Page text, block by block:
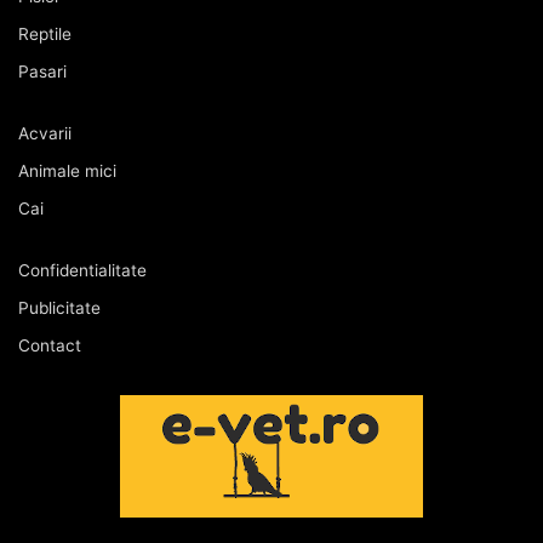
Reptile
Pasari
Acvarii
Animale mici
Cai
Confidentialitate
Publicitate
Contact